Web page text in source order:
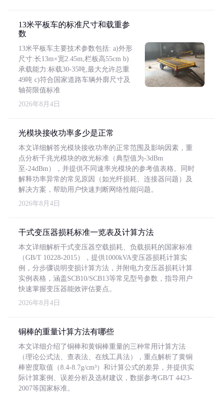
13米平板车的标准尺寸和载重参
数
13米平板车主要技术参数包括: a)外形
尺寸:长13m×宽2.45m,栏板高55cm b)
承载能力:标载30-35吨,最大允许总重
49吨 c)符合国家道路车辆外廓尺寸及
轴荷限值标准
2026年8月4日
光模块接收功率多少是正常
本文详细解答光模块接收功率的正常范围及影响因素，重
点分析千兆光模块的收光标准（典型值为-3dBm
至-24dBm），并提供不同速率光模块的参考值表格。同时
解释功率异常的常见原因（如光纤损耗、连接器问题）及
解决方案，帮助用户快速判断网络性能问题。
2026年8月4日
干式变压器损耗标准一览表及计算方法
本文详细解析干式变压器空载损耗、负载损耗的国家标准
（GB/T 10228-2015），提供1000kVA变压器损耗计算实
例，分步骤说明变损计算方法，并附电力变压器损耗计算
实例表格，涵盖SCB10/SCB13等常见型号参数，指导用户
快速掌握变压器能效评估要点。
2026年8月4日
铜棒的重量计算方法有哪些
本文详细介绍了铜棒和黄铜棒重量的三种常用计算方法
（理论公式法、查表法、在线工具法），重点解析了黄铜
棒密度取值（8.4-8.7g/cm³）和计算公式的差异，并提供实
际计算案例、误差分析及选材建议，数据参考GB/T 4423-
2007等国家标准。